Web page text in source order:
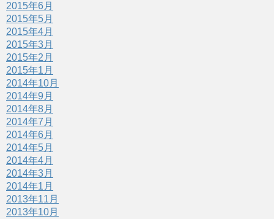
2015年6月
2015年5月
2015年4月
2015年3月
2015年2月
2015年1月
2014年10月
2014年9月
2014年8月
2014年7月
2014年6月
2014年5月
2014年4月
2014年3月
2014年1月
2013年11月
2013年10月